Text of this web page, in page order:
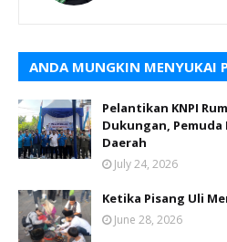
ANDA MUNGKIN MENYUKAI
Pelantikan KNPI
Dukungan,
Daerah
July 24, 2026
Ketika Pisang Uli
June 28, 2026